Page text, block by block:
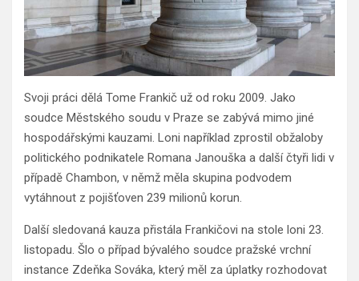
Svoji práci dělá Tome Frankič už od roku 2009. Jako
soudce Městského soudu v Praze se zabývá mimo jiné
hospodářskými kauzami. Loni například zprostil obžaloby
politického podnikatele Romana Janouška a další čtyři lidi v
případě Chambon, v němž měla skupina podvodem
vytáhnout z pojišťoven 239 milionů korun.
Další sledovaná kauza přistála Frankičovi na stole loni 23.
listopadu. Šlo o případ bývalého soudce pražské vrchní
instance Zdeňka Sováka, který měl za úplatky rozhodovat